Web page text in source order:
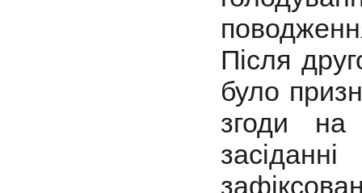
Після
було
згоди на